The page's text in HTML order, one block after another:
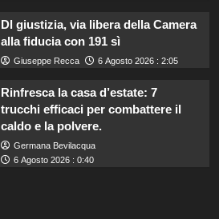
Dl giustizia, via libera della Camera
alla fiducia con 191 sì
Giuseppe Recca 6 Agosto 2026 : 2:05
Rinfresca la casa d’estate: 7
trucchi efficaci per combattere il
caldo e la polvere.
Germana Bevilacqua
6 Agosto 2026 : 0:40